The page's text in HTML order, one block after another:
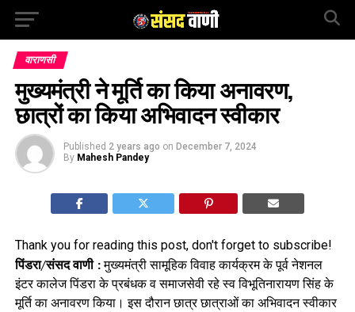
वाराणसी
मुख्यमंत्री ने मूर्ति का किया अनावरण,
छात्रों का किया अभिवादन स्वीकार
Published 2 years ago on December 7, 2024
By Mahesh Pandey
Thank you for reading this post, don't forget to subscribe!
पिंडरा/संसद वाणी :मुख्यमंत्री सामूहिक विवाह कार्यक्रम के पूर्व नेशनल
इंटर कालेज पिंडरा के प्रबंधक व समाजसेवी रहे स्व विभूतिनारायण सिंह के
मूर्ति का अनावरण किया। इस दौरान छात्र छात्राओं का अभिवादन स्वीकार